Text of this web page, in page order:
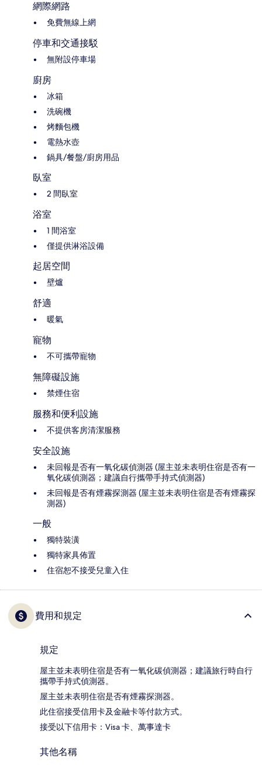
網際網路
免費無線上網
停車和交通接駁
無附設停車場
廚房
冰箱
洗碗機
烤麵包機
電熱水壺
鍋具/餐盤/廚房用品
臥室
2 間臥室
浴室
1 間浴室
僅提供淋浴設備
起居空間
壁爐
舒適
暖氣
寵物
不可攜帶寵物
無障礙設施
禁煙住宿
服務和便利設施
不提供客房清潔服務
安全設施
未回報是否有一氧化碳偵測器 (屋主並未表明住宿是否有一
氧化碳偵測器；建議自行攜帶手持式偵測器)
未回報是否有煙霧探測器 (屋主並未表明住宿是否有煙霧探
測器)
一般
獨特裝潢
獨特家具佈置
住宿恕不接受兒童入住
費用和規定
規定
屋主並未表明住宿是否有一氧化碳偵測器；建議旅行時自行
攜帶手持式偵測器。
屋主並未表明住宿是否有煙霧探測器。
此住宿接受信用卡及金融卡等付款方式。
接受以下信用卡：Visa 卡、萬事達卡
其他名稱